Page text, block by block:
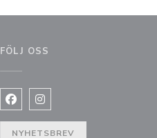
FÖLJ OSS
Facebook ((öppnas i ett nytt
Instagram ((öppnas i
NYHETSBREV